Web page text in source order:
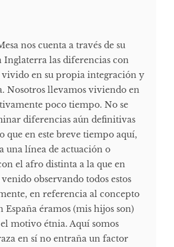
nos cuenta a través de su
Inglaterra las diferencias con
vivido en su propia integración y
Nosotros llevamos viviendo en
poco tiempo. No se
diferencias aún definitivas
que en este breve tiempo aquí,
una línea de actuación o
el afro distinta a la que en
observando todos estos
en referencia al concepto
España éramos (mis hijos son)
motivo étnia. Aquí somos
en sí no entraña un factor